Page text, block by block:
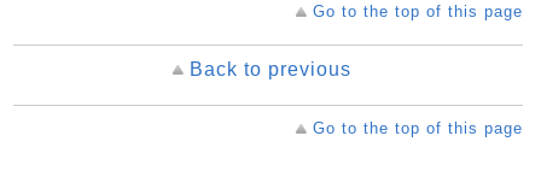
Go to the top of this page
Back to previous
Go to the top of this page